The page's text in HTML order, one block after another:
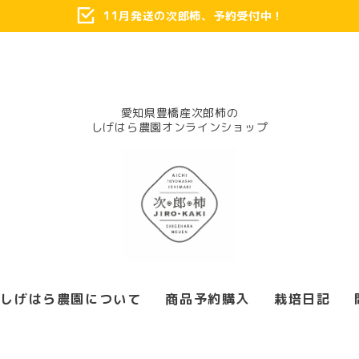
11月発送の次郎柿、予約受付中！
愛知県豊橋産次郎柿の
しげはら農園について 商品予約購入 栽培日記